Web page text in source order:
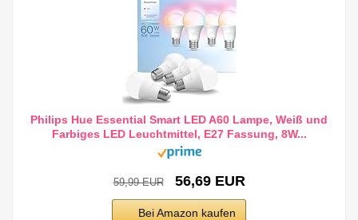
Philips Hue Essential Smart LED A60 Lampe, Weiß und
Farbiges LED Leuchtmittel, E27 Fassung, 8W...
59,99 EUR 56,69 EUR
Bei Amazon kaufen